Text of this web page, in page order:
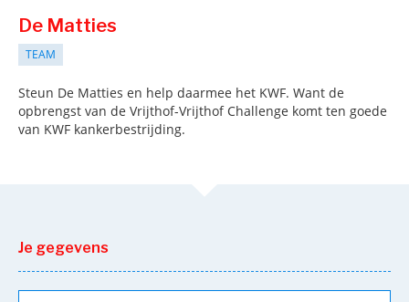
De Matties
TEAM
Steun De Matties en help daarmee het KWF. Want de
opbrengst van de Vrijthof-Vrijthof Challenge komt ten goede
van KWF kankerbestrijding.
Je gegevens